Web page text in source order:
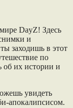
DayZ! Здесь
и
заходишь в этот
по
об их истории и
увидеть
апокалипсисом.